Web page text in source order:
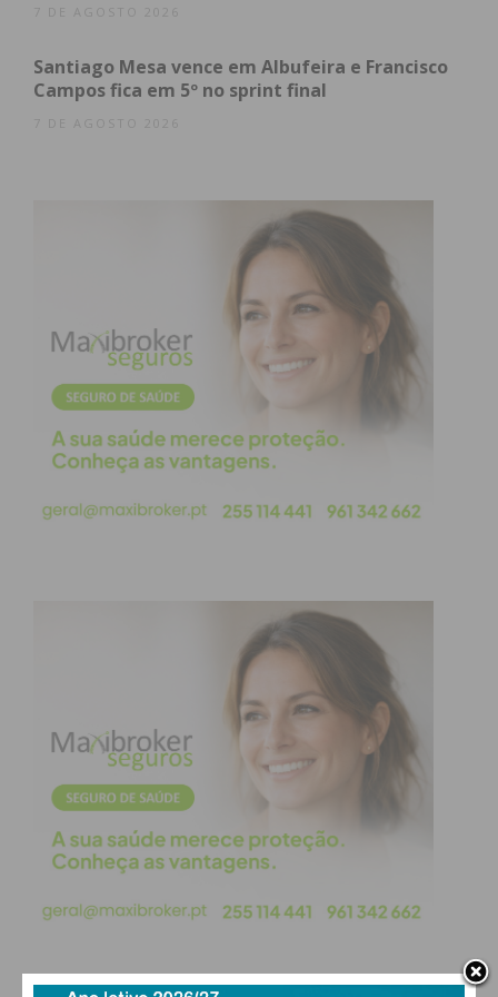
cumplicidade cada vez maior com o seu Skoda Fabia.
alterações, com novos corretores instalados, por
isso vai estar um bocadinho diferente da última vez
que andei lá. Espero adaptar-me bem. Vai ser uma
corrida a seco, por isso não me tenho de preocupar
com a chuva. Temos vindo a evoluir a cada prova e
acredito que tem tudo para correr bem”,
perspetivou a piloto.
Com o foco colocado na evolução contínua, o
objetivo de Rafaela Barbosa passa por traduzir o
bom momento de forma em pista e cimentar a sua
7 DE AGOSTO 2026
Santiago Mesa vence em Albufeira e Francisco
Campos fica em 5º no sprint final
7 DE AGOSTO 2026